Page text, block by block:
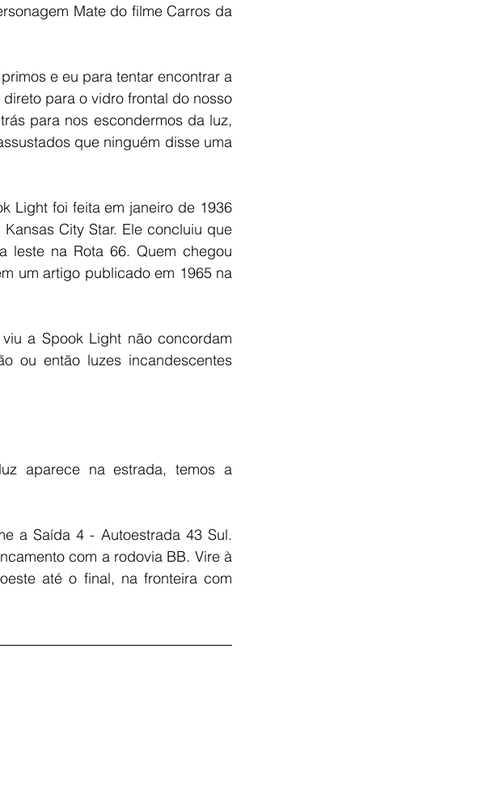
Mate do filme Carros da
e eu para tentar encontrar a
para o vidro frontal do nosso
para nos escondermos da luz,
que ninguém disse uma
Light foi feita em janeiro de 1936
City Star. Ele concluiu que
leste na Rota 66. Quem chegou
um artigo publicado em 1965 na
a Spook Light não concordam
ou então luzes incandescentes
aparece na estrada, temos a
a Saída 4 - Autoestrada 43 Sul.
com a rodovia BB. Vire à
até o final, na fronteira com